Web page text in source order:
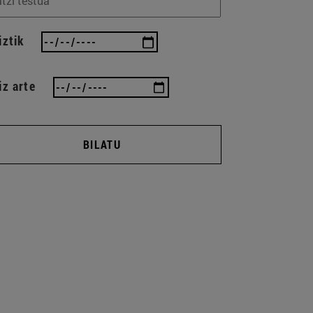
arte
BILATU